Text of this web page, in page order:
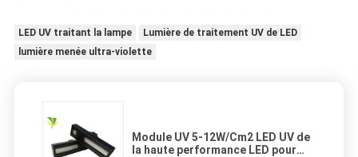
LED UV traitant la lampe
Lumière de traitement UV de LED
lumière menée ultra-violette
Module UV 5-12W/Cm2 LED UV de
la haute performance LED pour